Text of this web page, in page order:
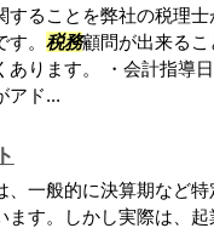
することを弊社の税理士
。 税務顧問が出来るこ
ります。 ・会計指導
アド...
一般的に決算期など特
ます。しかし実際は、